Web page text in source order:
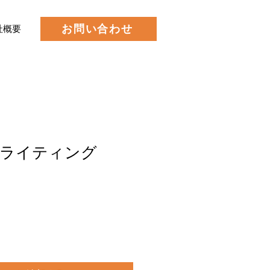
概要 お問い合わせ
イティング